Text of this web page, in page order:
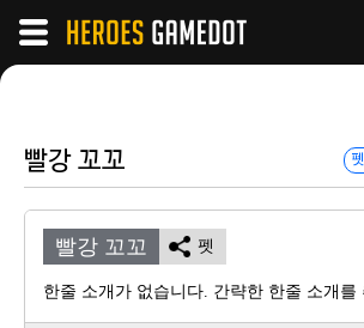
빨강 꼬꼬
빨강 꼬꼬 펫
한줄 소개가 없습니다. 간략한 한줄 소개를